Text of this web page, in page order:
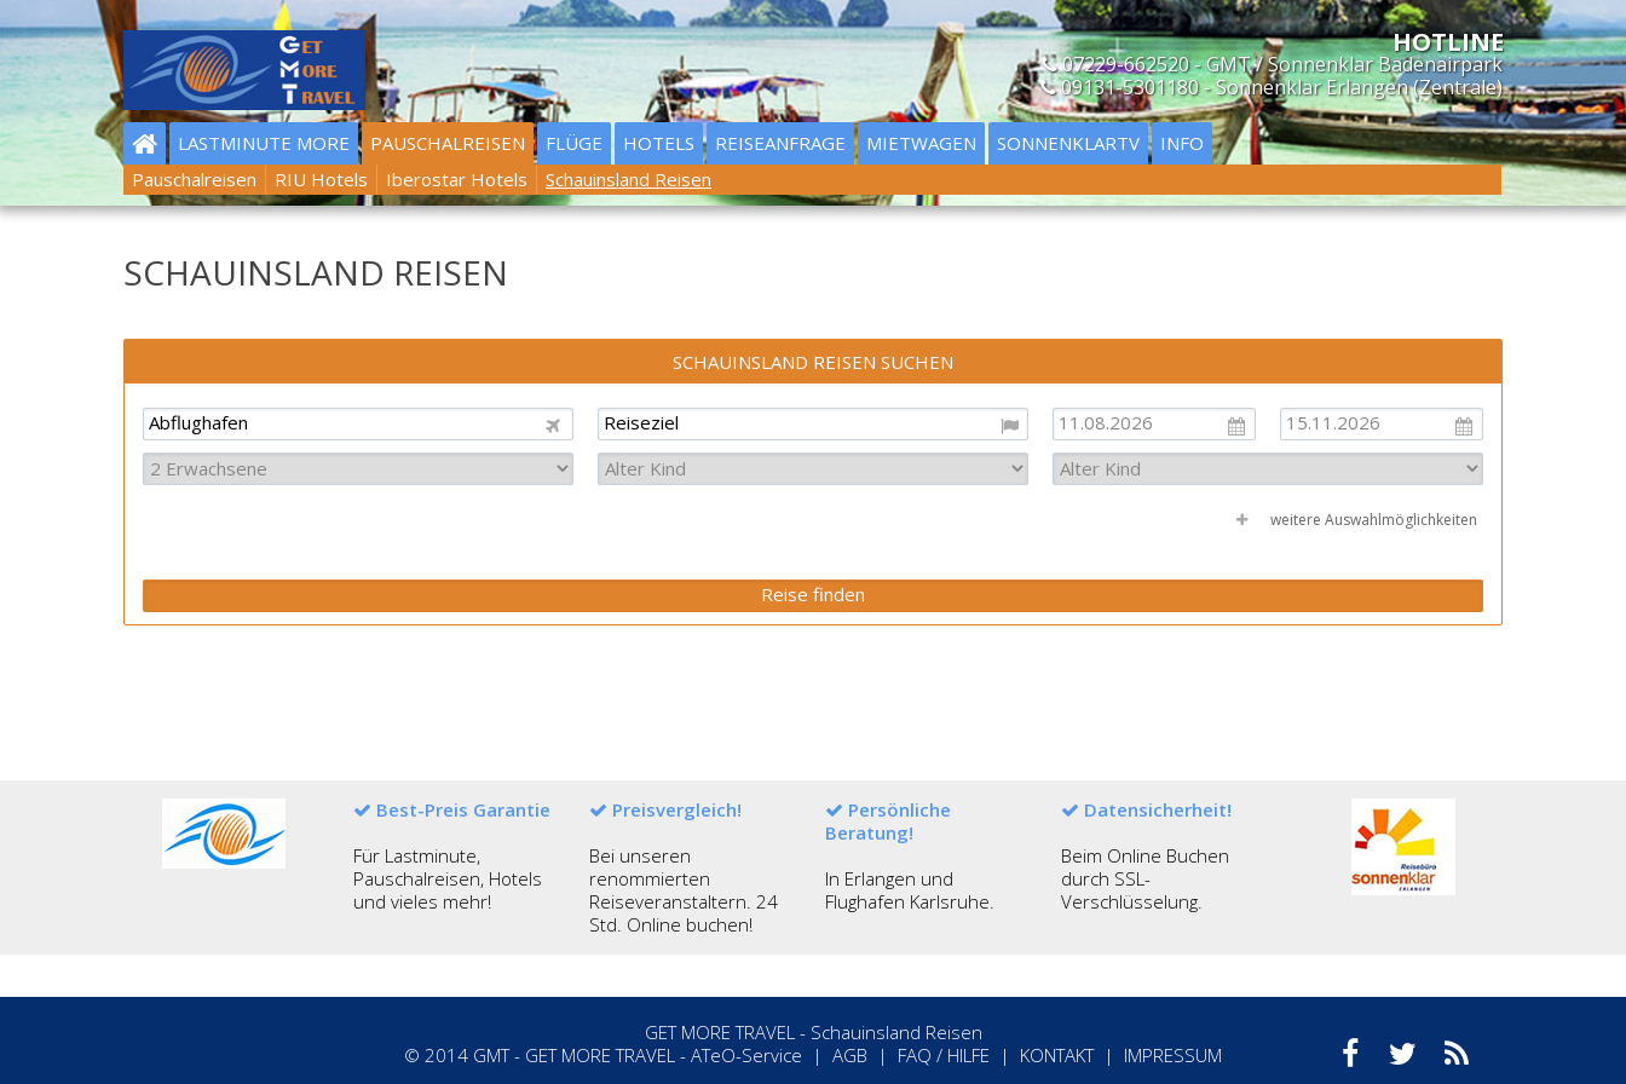
07229-662520 - GMT / Sonnenklar Badenairpark
09131-5301180 - Sonnenklar Erlangen (Zentrale)
LASTMINUTE MORE
PAUSCHALREISEN
Pauschalreisen
RIU Hotels Iberostar Hotels Schauinsland Reisen
FLÜGE HOTELS REISEANFRAGE MIETWAGEN SONNENKLARTV INFO
SCHAUINSLAND REISEN
SCHAUINSLAND REISEN SUCHEN
weitere Auswahlmöglichkeiten
Best-Preis Garantie
Für Lastminute,
Pauschalreisen, Hotels
und vieles mehr!
Preisvergleich!
Bei unseren
renommierten
Reiseveranstaltern. 24
Std. Online buchen!
Persönliche
Beratung!
In Erlangen und
Flughafen Karlsruhe.
Datensicherheit!
Beim Online Buchen
durch SSL-
Verschlüsselung.
GET MORE TRAVEL - Schauinsland Reisen
© 2014 GMT - GET MORE TRAVEL - ATeO-Service | AGB | FAQ / HILFE | KONTAKT| IMPRESSUM